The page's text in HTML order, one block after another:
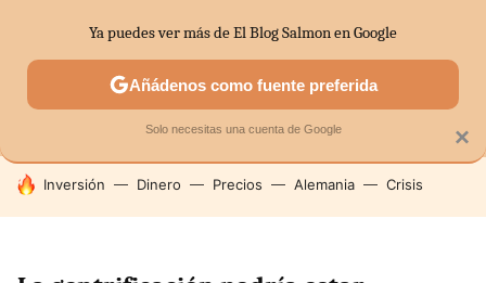
MENÚ NUEVO
ECONOMÍA DOMÉSTICA MERCADOS
HOY SE HABLA DE
Inversión Dinero Precios Alemania Crisis
×
Ya puedes ver más de El Blog Salmon en Google
Añádenos como fuente preferida
Solo necesitas una cuenta de Google